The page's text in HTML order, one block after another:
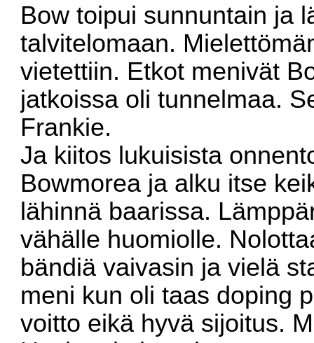
Bow toipui sunnuntain ja
talvitelomaan.
vietettiin. Etkot menivät
jatkoissa oli tunnelmaa.
Frankie.
Ja kiitos lukuisista
Bowmorea ja alku itse
lähinnä baarissa.
vähälle huomiolle.
bändiä vaivasin ja vielä
meni kun oli taas doping
voitto eikä hyvä sijoitus.